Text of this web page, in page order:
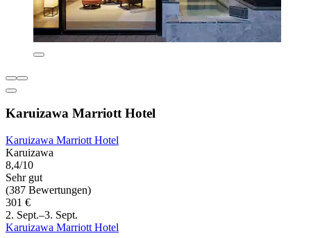
Karuizawa Marriott Hotel
Karuizawa Marriott Hotel
Karuizawa
8,4/10
Sehr gut
(387 Bewertungen)
301 €
2. Sept.–3. Sept.
Karuizawa Marriott Hotel